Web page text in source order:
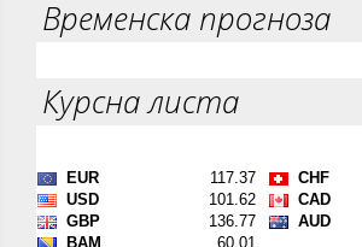
Временска прогноза
Курсна листа